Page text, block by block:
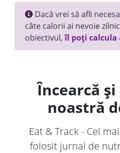
Dacă vrei să afli
câte calorii ai nevoie
obiectivul,îl poți calcula
Încearcă
noastră
Eat & Track - Cel
folosit jurnal de